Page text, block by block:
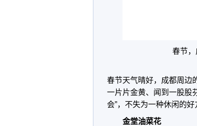
春节
春节天气晴好，成都周边
一片片金黄、闻到一股股
会”，不失为一种休闲的好
金堂油菜花